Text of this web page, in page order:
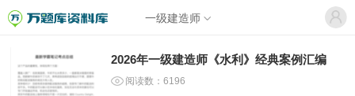
一级建造师
2026年一级建造师《水利》经典案例汇编
阅读数：6196